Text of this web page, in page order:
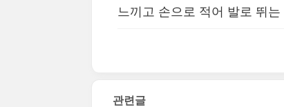
느끼고 손으로 적어 발로 뛰
관련글